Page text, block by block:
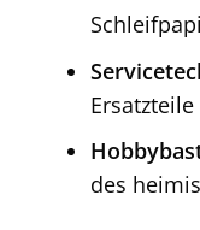
des